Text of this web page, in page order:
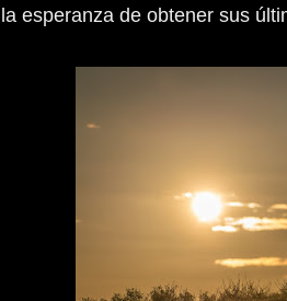
la esperanza de obtener sus